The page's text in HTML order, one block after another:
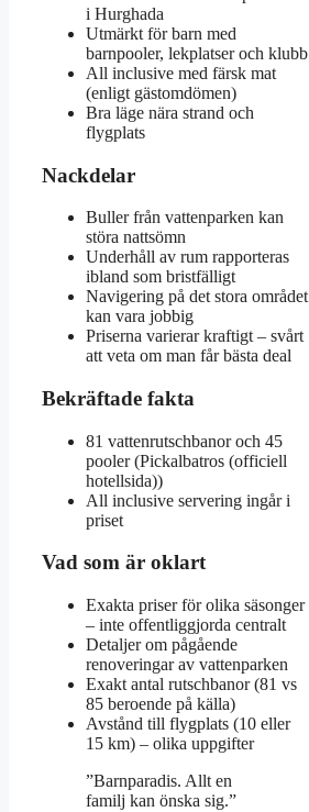
i Hurghada
Utmärkt för barn med
barnpooler, lekplatser och klubb
All inclusive med färsk mat
(enligt gästomdömen)
Bra läge nära strand och
flygplats
Nackdelar
Buller från vattenparken kan
störa nattsömn
Underhåll av rum rapporteras
ibland som bristfälligt
Navigering på det stora området
kan vara jobbig
Priserna varierar kraftigt – svårt
att veta om man får bästa deal
Bekräftade fakta
81 vattenrutschbanor och 45
pooler (Pickalbatros (officiell
hotellsida))
All inclusive servering ingår i
priset
Vad som är oklart
Exakta priser för olika säsonger
– inte offentliggjorda centralt
Detaljer om pågående
renoveringar av vattenparken
Exakt antal rutschbanor (81 vs
85 beroende på källa)
Avstånd till flygplats (10 eller
15 km) – olika uppgifter
”Barnparadis. Allt en
familj kan önska sig.”